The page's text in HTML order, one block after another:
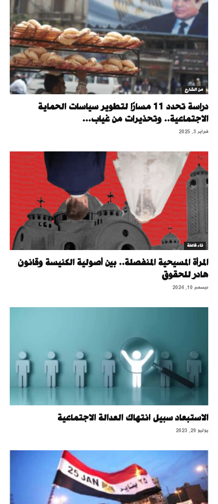
من الشارع
دراسة تحدد 11 مسارًا لتطوير سياسات الحماية
الاجتماعية.. وتحذيرات من غياب...
فبراير 3, 2025
تاء فاعلة
المرأة المسيحية المنفصلة.. بين أصولية الكنيسة وقانون
هادر للحقوق
ديسمبر 10, 2024
الاستبعاد سبيل انتهاك العدالة الاجتماعية
يوليو 29, 2023